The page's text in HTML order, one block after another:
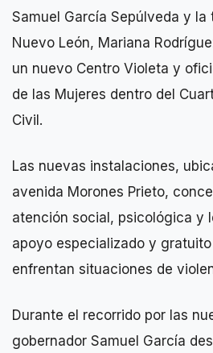
Samuel García Sepúlveda y la
Nuevo León, Mariana
un nuevo Centro Violeta y
de las Mujeres dentro del
Civil.
Las nuevas instalaciones,
avenida Morones Prieto,
atención social, psicológica y
apoyo especializado y
enfrentan situaciones de
Durante el recorrido por las
gobernador Samuel García